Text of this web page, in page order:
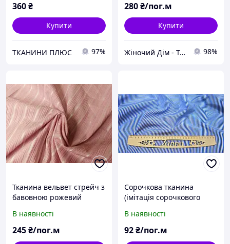
360₴
Купити
ТКАНИНИ ПЛЮС 97%
280₴/пог.м
Купити
Жіночий Дім - Тканина Фурнітура Хутро 98%
Тканина вельвет стрейч з
бавовною рожевий
В наявності
245₴/пог.м
Сорочкова тканина
(імітація сорочкового
джинсового кольору в
білу смужку
В наявності
92₴/пог.м